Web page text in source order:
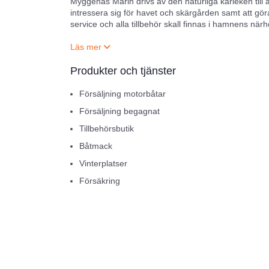
intressera sig för havet och skärgården samt att
service och alla tillbehör skall finnas i hamnens
Det finns mycket att upptäcka i området, vattnen är
Utrusta båten hos oss, vi har möjligheter att
Silver. Vi säljer även Yam gummibåtar.
Produkter och tjänster
Försäljning motorbåtar
Försäljning begagnat
Tillbehörsbutik
Båtmack
Vinterplatser
Försäkring